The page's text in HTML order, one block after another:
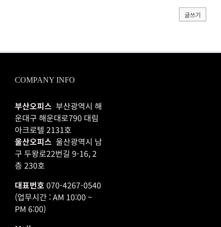
글쓰기
COMPANY INFO
부산오피스 부산광역시 해
운대구 해운대로790 대림
아크로텔 2131호
울산오피스 울산광역시 남
구 두왕로22번길 9-16, 2
층 230호
대표번호 070-4267-0540
(업무시간 : AM 10:00 ~
PM 6:00)